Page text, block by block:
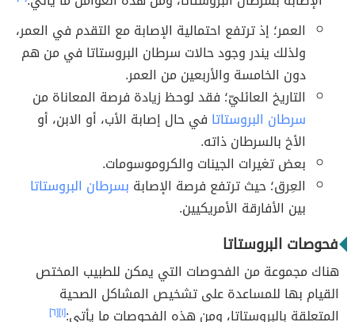
العمر؛ إذ ترتفع احتمالية الإصابة مع التقدم في العمر،
ولذلك يندر وجود حالات سرطان البروستاتا في من هم
دون الخامسة والأربعين من العمر.
التاريخ العائليّ؛ فقد لوحظ زيادة فرصة المعاناة من
سرطان البروستاتا في حال إصابة الأب، أو الابن، أو
الأخ بالسرطان ذاته.
بعض تغيرات الجينات والكروموسومات.
العِرق؛ حيث ترتفع فرصة الإصابة بسرطان البروستاتا
بين الأفارقة الأمريكيين.
فحوصات البروستاتا
هناك مجموعة من الفحوصات التي يمكن للطبيب المختص
القيام بها للمساعدة على تشخيص المشاكل الصحية
المتعلقة بالبروستاتا، ومن هذه الفحوصات ما يأتي:[١] [٦]